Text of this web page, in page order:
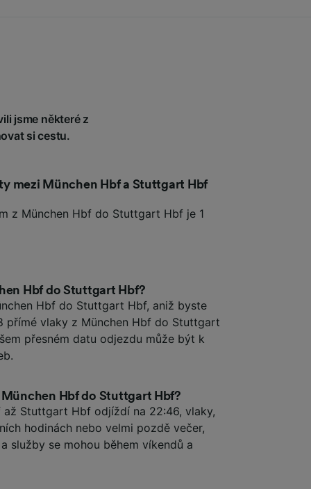
jsme některé z
si cestu.
mezi München Hbf a Stuttgart Hbf
z München Hbf do Stuttgart Hbf je 1
Hbf do Stuttgart Hbf?
Hbf do Stuttgart Hbf, aniž byste
přímé vlaky z München Hbf do Stuttgart
přesném datu odjezdu může být k
Hbf do Stuttgart Hbf?
až Stuttgart Hbf odjíždí na 22:46, vlaky,
hodinách nebo velmi pozdě večer,
služby se mohou během víkendů a